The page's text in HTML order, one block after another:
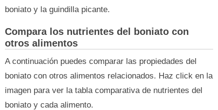
boniato y la guindilla picante.
Compara los nutrientes del boniato con
otros alimentos
A continuación puedes comparar las propiedades del
boniato con otros alimentos relacionados. Haz click en la
imagen para ver la tabla comparativa de nutrientes del
boniato y cada alimento.